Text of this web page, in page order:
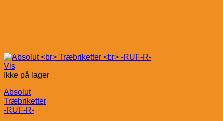
Vis
Ikke på lager
Absolut
Træbriketter
-RUF-R-